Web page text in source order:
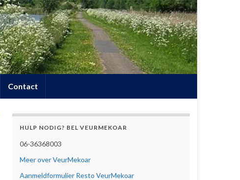
Contact
HULP NODIG? BEL VEURMEKOAR
06-36368003
Meer over VeurMekoar
Aanmeldformulier Resto VeurMekoar